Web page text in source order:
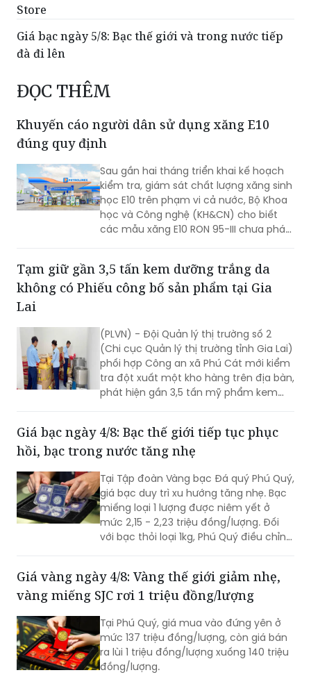
đà đi lên
ĐỌC THÊM
Khuyến cáo người dân sử dụng xăng E10
Sau gần hai tháng triển khai kế hoạch
kiểm tra, giám sát chất lượng xăng sinh
học E10 trên phạm vi cả nước, Bộ Khoa
học và Công nghệ (KH&CN) cho biết
các mẫu xăng E10 RON 95-III chưa phát
hiện dấu hiệu vi phạm về chất lượng và
đo lường, tạo cơ sở để thúc đẩy lộ trình
phát triển nhiên liệu sinh học tại Việt
Tạm giữ gần 3,5 tấn kem dưỡng trắng da
Lai
(PLVN) - Đội Quản lý thị trường số 2
phối hợp Công an xã Phú Cát mới kiểm
tra đột xuất một kho hàng trên địa bàn,
phát hiện gần 3,5 tấn mỹ phẩm kem
dưỡng trắng toàn thân không có Phiếu
công bố sản phẩm mỹ phẩm theo quy
định.
Giá bạc ngày 4/8: Bạc thế giới tiếp tục phục
Tại Tập đoàn Vàng bạc Đá quý Phú Quý,
giá bạc duy trì xu hướng tăng nhẹ. Bạc
miếng loại 1 lượng được niêm yết ở
mức 2,15 - 2,23 triệu đồng/lượng. Đối
với bạc thỏi loại 1kg, Phú Quý điều chỉnh
đưa giá về mức 57,9 - 59,7 triệu
đồng/kg.
Giá vàng ngày 4/8: Vàng thế giới giảm nhẹ,
Tại Phú Quý, giá mua vào đứng yên ở
mức 137 triệu đồng/lượng, còn giá bán
ra lùi 1 triệu đồng/lượng xuống 140 triệu
đồng/lượng.
Phát hiện xe tải chở 1,7 tấn tràng lợn, lườn